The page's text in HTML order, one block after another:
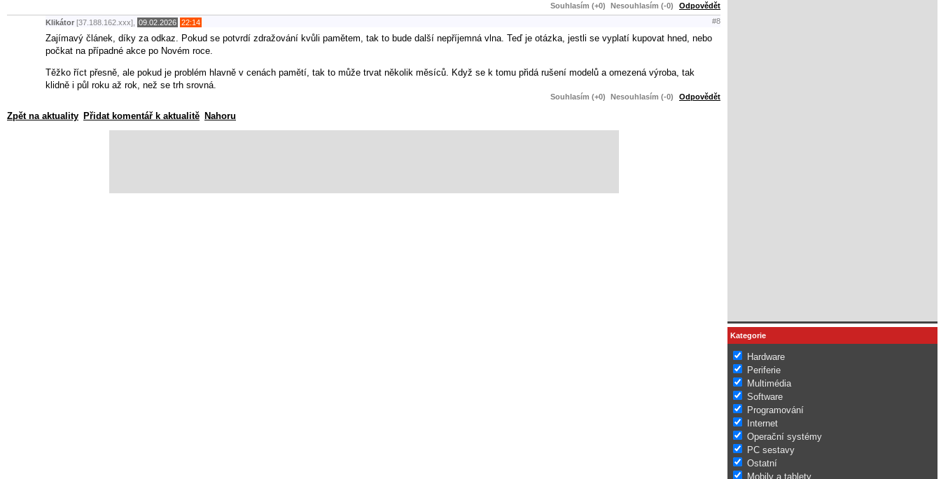
Souhlasím (+0) Nesouhlasím (-0) Odpovědět
Klikátor [37.188.162.xxx], 09.02.2026 22:14 #8
Zajímavý článek, díky za odkaz. Pokud se potvrdí zdražování kvůli pamětem, tak to bude další nepříjemná vlna. Teď je otázka, jestli se vyplatí kupovat hned, nebo
počkat na případné akce po Novém roce.
Těžko říct přesně, ale pokud je problém hlavně v cenách pamětí, tak to může trvat několik měsíců. Když se k tomu přidá rušení modelů a omezená výroba, tak
klidně i půl roku až rok, než se trh srovná.
Souhlasím (+0) Nesouhlasím (-0) Odpovědět
Zpět na aktuality Přidat komentář k aktualitě Nahoru
Kategorie
Hardware
Periferie
Multimédia
Software
Programování
Internet
Operační systémy
PC sestavy
Ostatní
Mobily a tablety